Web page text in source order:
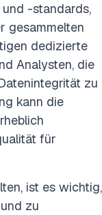
-standards,
gesammelten
dedizierte
Analysten, die
zu
kann die
für
ist es wichtig,
zu